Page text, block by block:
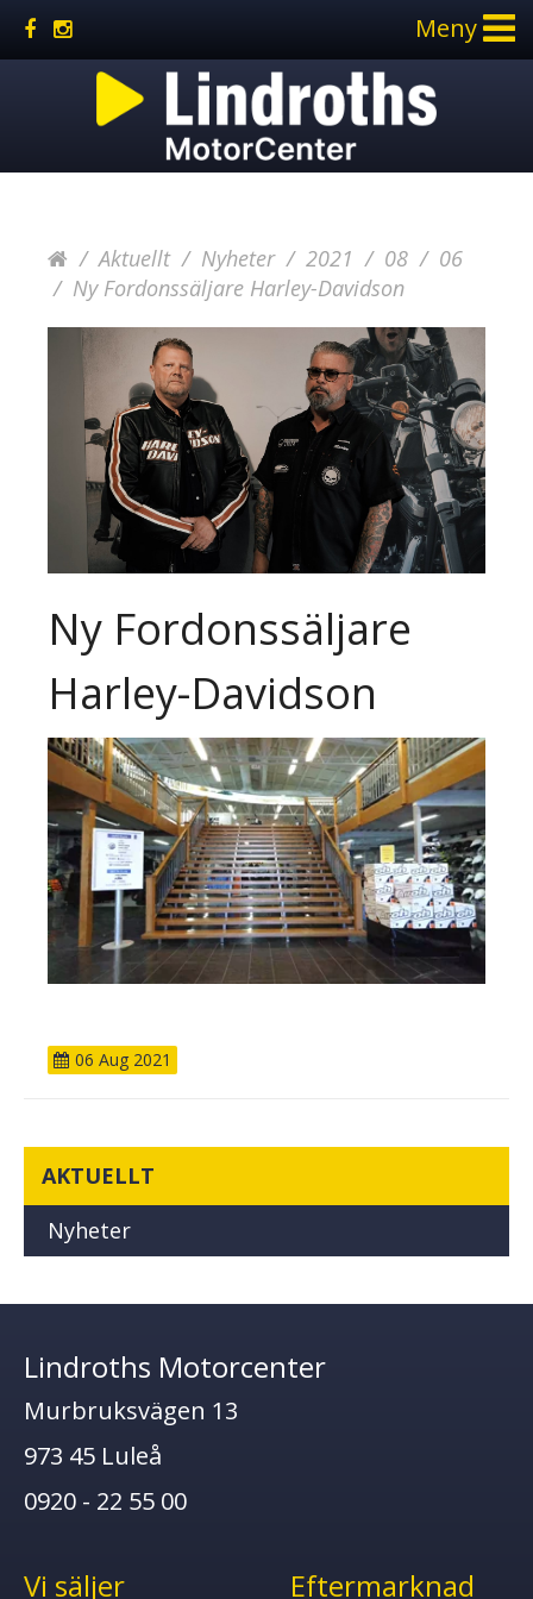
Meny
Aktuellt Nyheter 2021 08
06
Ny Fordonssäljare Harley-Davidson
Ny Fordonssäljare
Harley-Davidson
06 Aug 2021
AKTUELLT
Nyheter
Lindroths Motorcenter
Murbruksvägen 13
973 45 Luleå
0920 - 22 55 00
Vi säljer Eftermarknad